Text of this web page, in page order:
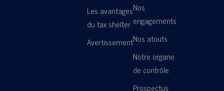
Les avantages
du tax shelter
Avertissement
Nos
engagements
Nos atouts
Notre organe
de contrôle
Prospectus